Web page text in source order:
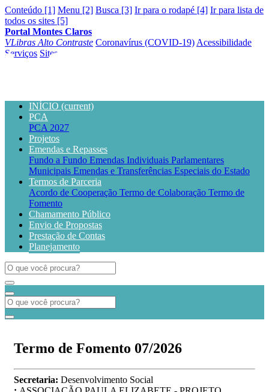
Conteúdo [1] Menu [2] Busca [3] Ir para o rodapé [4] Ir para lista de
todos os sites [5]
Portal Montes Claros
VLibras Alto Contraste Coronavírus (COVID-19) Acessibilidade
Serviços Sites
INÍCIO (current)
PCA
PCA 2027
Projetos
Emendas e Repasses
Fundo a Fundo Emendas Individuais Parlamentares
Municipais Emendas e Transferências Especiais do Estado
Termos de Parceria
Acordo de Cooperação Termo de Colaboração Termo de
Fomento
Chamamento Público
Envio de Propostas
Prestação de Contas
Planejamento
Termo de Fomento 07/2026
Secretaria: Desenvolvimento Social